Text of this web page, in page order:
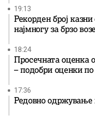
19:13
Рекорден број
најмногу за брзо
18:24
Просечната оценка
– подобри оценки
17:36
Редовно одржување